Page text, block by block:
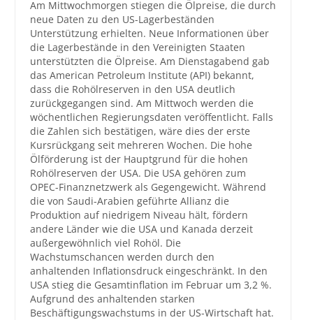
Marktinformationen
Wunschpreis Benachrichtigung
Großbestellungen
Produkte
Service
Händler
Hilfe und Kontakt
Shop
Am Mittwochmorgen stiegen die Ölpreise, die durch
neue Daten zu den US-Lagerbeständen
Unterstützung erhielten. Neue Informationen über
die Lagerbestände in den Vereinigten Staaten
unterstützten die Ölpreise. Am Dienstagabend gab
das American Petroleum Institute (API) bekannt,
dass die Rohölreserven in den USA deutlich
zurückgegangen sind. Am Mittwoch werden die
wöchentlichen Regierungsdaten veröffentlicht. Falls
die Zahlen sich bestätigen, wäre dies der erste
Kursrückgang seit mehreren Wochen. Die hohe
Ölförderung ist der Hauptgrund für die hohen
Rohölreserven der USA. Die USA gehören zum
OPEC-Finanznetzwerk als Gegengewicht. Während
die von Saudi-Arabien geführte Allianz die
Produktion auf niedrigem Niveau hält, fördern
andere Länder wie die USA und Kanada derzeit
außergewöhnlich viel Rohöl. Die
Wachstumschancen werden durch den
anhaltenden Inflationsdruck eingeschränkt. In den
USA stieg die Gesamtinflation im Februar um 3,2 %.
Aufgrund des anhaltenden starken
Beschäftigungswachstums in der US-Wirtschaft hat.